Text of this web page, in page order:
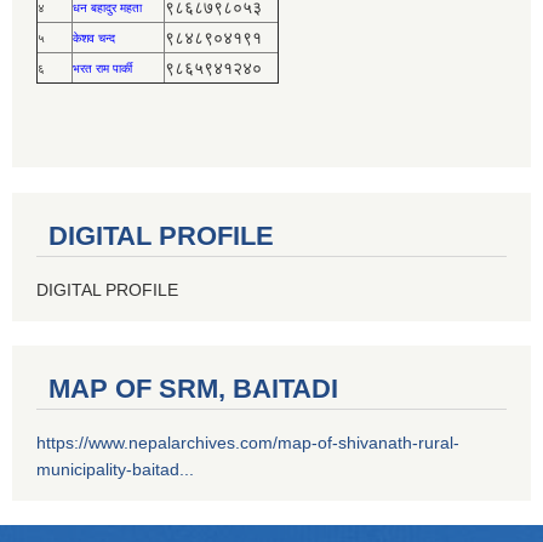
४ धन बहादुर महता ९८६८७९८०५३
५ केशव चन्द ९८४८९०४१९१
६ भरत राम पार्की ९८६५९४१२४०
DIGITAL PROFILE
DIGITAL PROFILE
MAP OF SRM, BAITADI
https://www.nepalarchives.com/map-of-shivanath-rural-
municipality-baitad...